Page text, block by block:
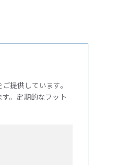
提供しています。
。定期的なフット